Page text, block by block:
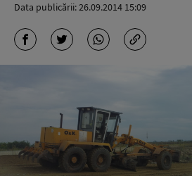
Data publicării:26.09.2014 15:09